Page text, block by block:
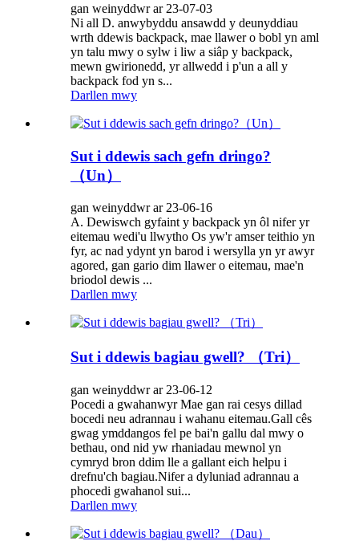
gan weinyddwr ar 23-07-03
Ni all D. anwybyddu ansawdd y deunyddiau
wrth ddewis backpack, mae llawer o bobl yn aml
yn talu mwy o sylw i liw a siâp y backpack,
mewn gwirionedd, yr allwedd i p'un a all y
backpack fod yn s...
Darllen mwy
Sut i ddewis sach gefn dringo?
（Un）
gan weinyddwr ar 23-06-16
A. Dewiswch gyfaint y backpack yn ôl nifer yr
eitemau wedi'u llwytho Os yw'r amser teithio yn
fyr, ac nad ydynt yn barod i wersylla yn yr awyr
agored, gan gario dim llawer o eitemau, mae'n
briodol dewis ...
Darllen mwy
Sut i ddewis bagiau gwell? （Tri）
gan weinyddwr ar 23-06-12
Pocedi a gwahanwyr Mae gan rai cesys dillad
bocedi neu adrannau i wahanu eitemau.Gall cês
gwag ymddangos fel pe bai'n gallu dal mwy o
bethau, ond nid yw rhaniadau mewnol yn
cymryd bron ddim lle a gallant eich helpu i
drefnu'ch bagiau.Nifer a dyluniad adrannau a
phocedi gwahanol sui...
Darllen mwy